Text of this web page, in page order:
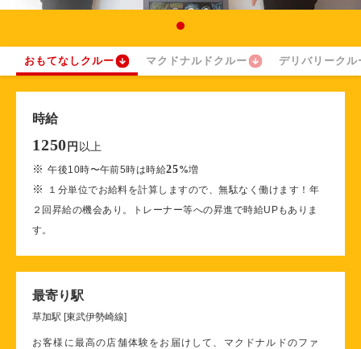
おもてなしクルー マクドナルドクルー デリバリークル
時給
1250 円 以上
※午後10時〜午前5時は時給25%増
※
１分単位でお給料を計算しますので、無駄なく働けます！年
２回昇給の機会あり。トレーナー等への昇進で時給UPもありま
す。
最寄り駅
草加駅 [東武伊勢崎線]
お客様に最高の店舗体験をお届けして、マクドナルドのファ